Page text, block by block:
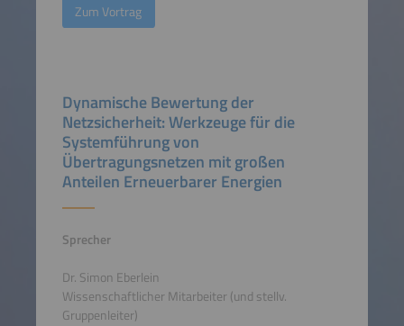
Zum Vortrag
Dynamische Bewertung der
Netzsicherheit: Werkzeuge für die
Systemführung von
Übertragungsnetzen mit großen
Anteilen Erneuerbarer Energien
Sprecher
Dr. Simon Eberlein
Wissenschaftlicher Mitarbeiter (und stellv.
Gruppenleiter)